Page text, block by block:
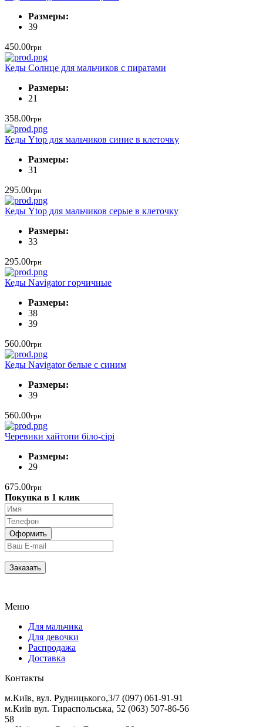
Размеры:
39
450.00грн
Кеды Солнце для мальчиков с пиратами
Размеры:
21
358.00грн
Кеды Ytop для мальчиков синие в клеточку
Размеры:
31
295.00грн
Кеды Ytop для мальчиков серые в клеточку
Размеры:
33
295.00грн
Кеды Navigator горчичные
Размеры:
38
39
560.00грн
Кеды Navigator белые с синим
Размеры:
39
560.00грн
Черевики хайтопи біло-сірі
Размеры:
29
675.00грн
Покупка в 1 клик
Меню
Для мальчика
Для девочки
Распродажа
Доставка
Контакты
м.Київ, вул. Рудницького,3/7 (097) 061-91-91
м.Київ вул. Тираспольська, 52 (063) 507-86-56
58